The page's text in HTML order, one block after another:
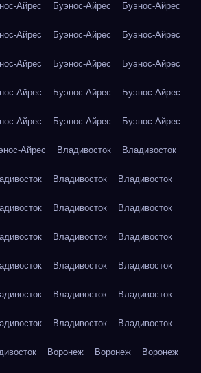
Айрес Буэнос-Айрес Буэнос-Айрес
Айрес Буэнос-Айрес Буэнос-Айрес
Айрес Буэнос-Айрес Буэнос-Айрес
Айрес Буэнос-Айрес Буэнос-Айрес
Айрес Буэнос-Айрес Буэнос-Айрес
Айрес Владивосток Владивосток
Владивосток Владивосток
Владивосток Владивосток
Владивосток Владивосток
Владивосток Владивосток
Владивосток Владивосток
Владивосток Владивосток
Воронеж Воронеж Воронеж